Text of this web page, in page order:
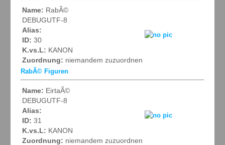
Name: RabÃ©
DEBUGUTF-8
Alias:
ID: 30
K.vs.L: KANON
Zuordnung: niemandem zuzuordnen
RabÃ© Figuren
Name: EirtaÃ©
DEBUGUTF-8
Alias:
ID: 31
K.vs.L: KANON
Zuordnung: niemandem zuzuordnen